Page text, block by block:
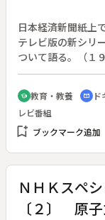
日本経済新聞紙上
テレビ版の新シリ
ついて語る。（１
放送、全１２７回
年生まれ。１９３
school 教育・教養 cinematic_blur
レビ番組
bookmark_add ブックマーク追加
ＮＨＫスペ
〔２〕 原